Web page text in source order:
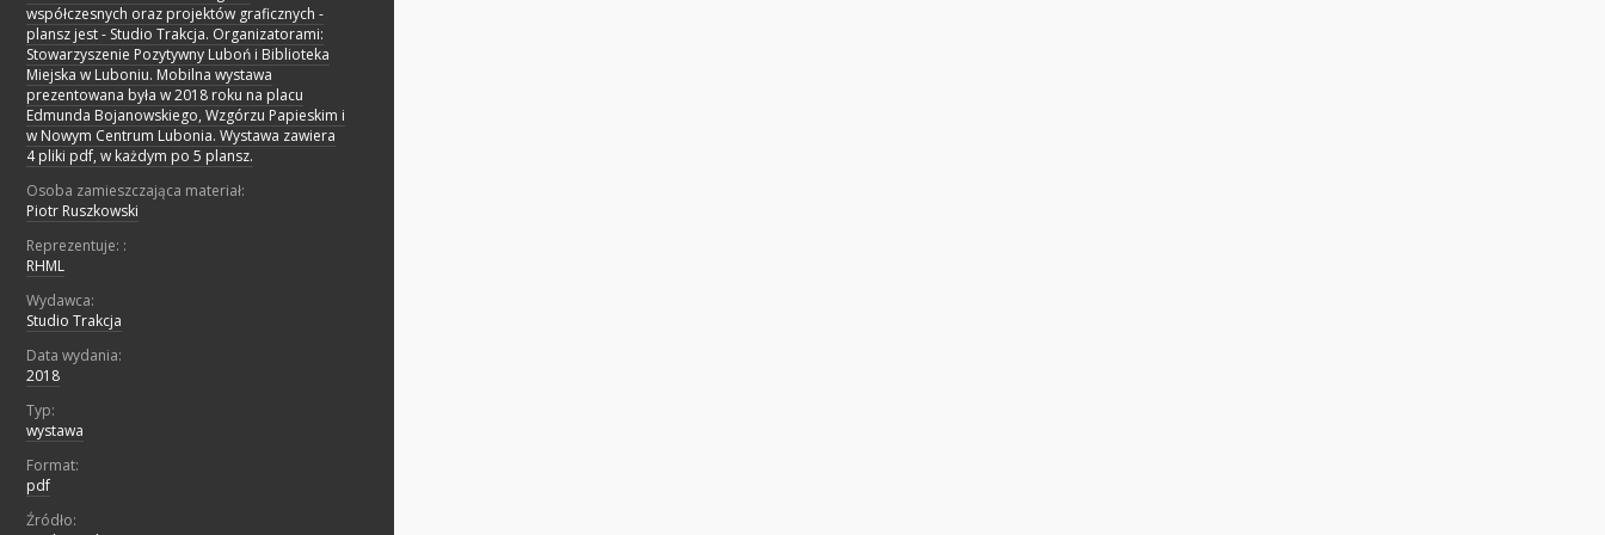
współczesnych oraz projektów graficznych -
plansz jest - Studio Trakcja. Organizatorami:
Stowarzyszenie Pozytywny Luboń i Biblioteka
Miejska w Luboniu. Mobilna wystawa
prezentowana była w 2018 roku na placu
Edmunda Bojanowskiego, Wzgórzu Papieskim i
w Nowym Centrum Lubonia. Wystawa zawiera
4 pliki pdf, w każdym po 5 plansz.
Osoba zamieszczająca materiał:
Piotr Ruszkowski
Reprezentuje: :
RHML
Wydawca:
Studio Trakcja
Data wydania:
2018
Typ:
wystawa
Format:
pdf
Źródło: